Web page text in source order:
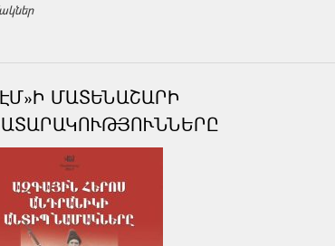
ՄԱՏԵՆԱՇԱՐԻ